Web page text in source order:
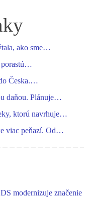
re
ako sme…
porastú…
Česka.…
daňou. Plánuje…
ktorú navrhuje…
viac peňazí. Od…
modernizuje značenie